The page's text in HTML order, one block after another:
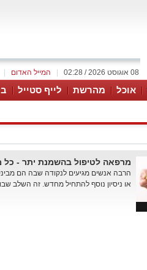
המייל האדום 08 אוגוסט 2026 / 02:28
אוכל מהרשת לייף סטייל
מרפאה לטיפול בהשמנת יתר -
הרבה אנשים מגיעים לנקודה שבה הם
או ניסיון נוסף להתחיל מחדש. זה השלב